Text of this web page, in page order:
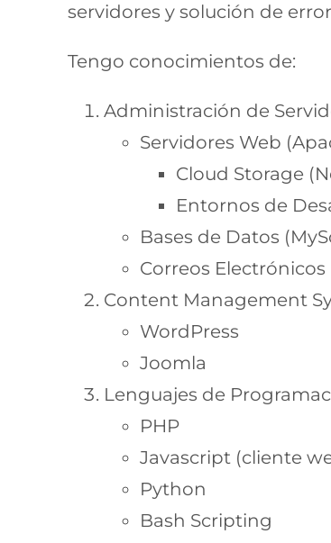
servidores y solución de
Tengo conocimientos de:
Administración de
Servidores Web
Cloud Storage
Entornos de
Bases de Datos
Correos
Content Management
WordPress
Joomla
Lenguajes de
PHP
Javascript (cliente
Python
Bash Scripting